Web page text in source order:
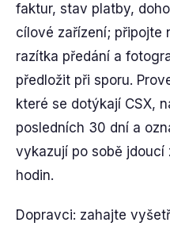
faktur, stav platby,
cílové zařízení; připojte
razítka předání a
předložit při sporu.
které se dotýkají CSX,
posledních 30 dní a
vykazují po sobě jdoucí
hodin.
Dopravci: zahajte